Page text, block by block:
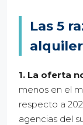
Las 5
1. La oferta
menos en el
respecto a
agencias del